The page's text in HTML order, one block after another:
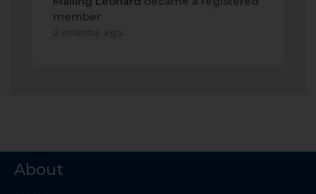
member
About